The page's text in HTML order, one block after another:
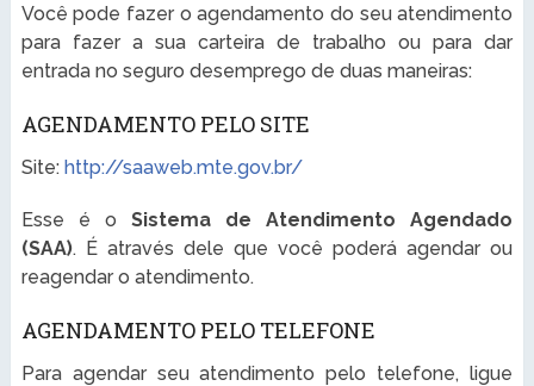
Você pode fazer o agendamento do seu atendimento
para fazer a sua carteira de trabalho ou para dar
entrada no seguro desemprego de duas maneiras:
AGENDAMENTO PELO SITE
Site: http://saaweb.mte.gov.br/
Esse é o Sistema de Atendimento Agendado
(SAA). É através dele que você poderá agendar ou
reagendar o atendimento.
AGENDAMENTO PELO TELEFONE
Para agendar seu atendimento pelo telefone, ligue